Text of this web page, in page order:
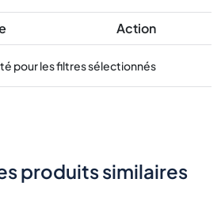
Action
pour les filtres sélectionnés
produits similaires